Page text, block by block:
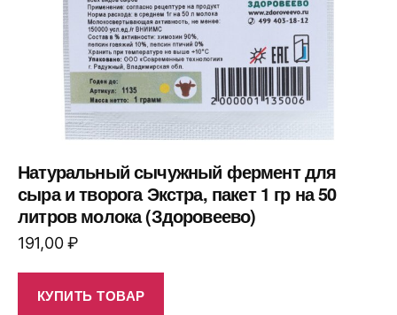
Натуральный сычужный фермент для
сыра и творога Экстра, пакет 1 гр на 50
литров молока (Здоровеево)
191,00₽
КУПИТЬ ТОВАР